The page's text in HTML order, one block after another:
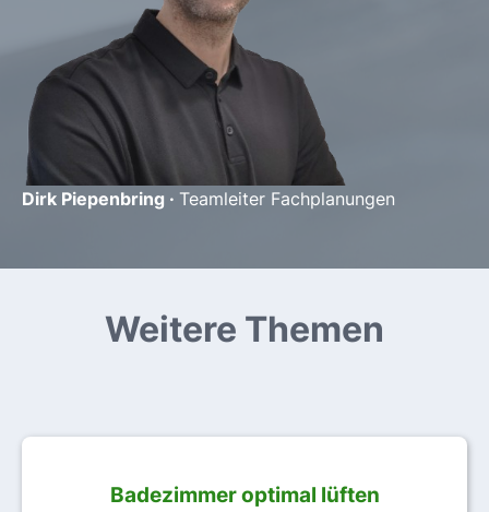
Dirk Piepenbring · Teamleiter Fachplanungen
Weitere Themen
Badezimmer optimal lüften